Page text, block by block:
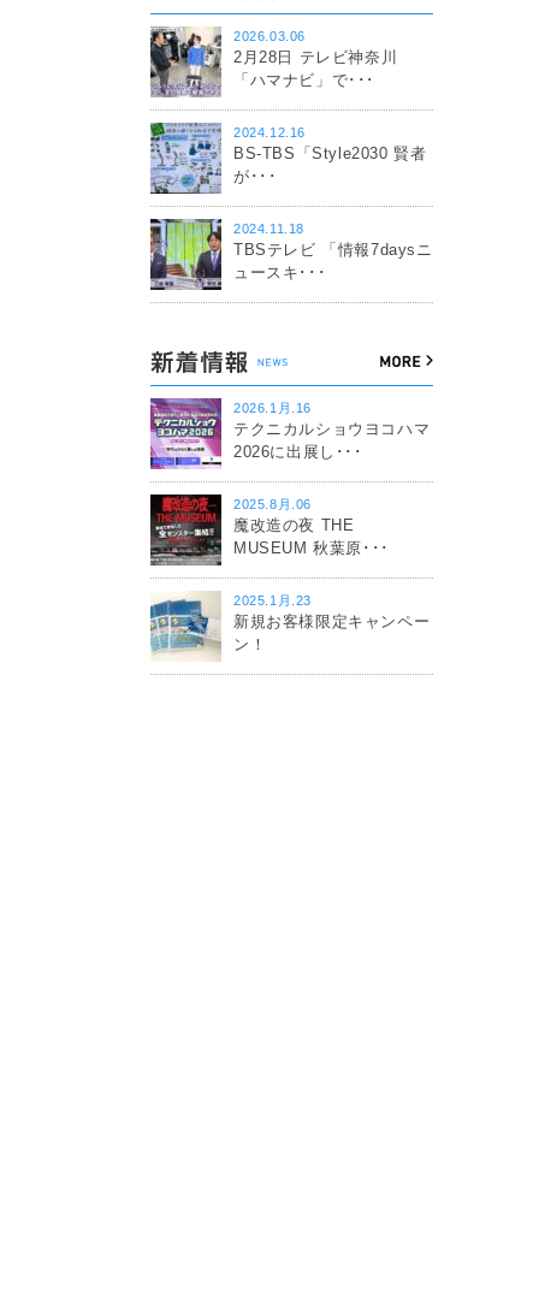
2026.03.06
2月28日 テレビ神奈川
「ハマナビ」で･･･
2024.12.16
BS-TBS「Style2030 賢者
が･･･
2024.11.18
TBSテレビ 「情報7daysニ
ュースキ･･･
2026.1月.16
テクニカルショウヨコハマ
2026に出展し･･･
2025.8月.06
魔改造の夜 THE
MUSEUM 秋葉原･･･
2025.1月.23
新規お客様限定キャンペー
ン！